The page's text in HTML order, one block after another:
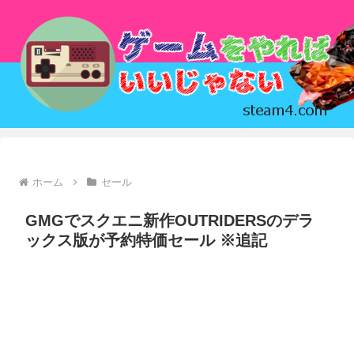
ホーム セール
GMGでスクエニ新作OUTRIDERSのデラ
ックス版が予約特価セール ※追記